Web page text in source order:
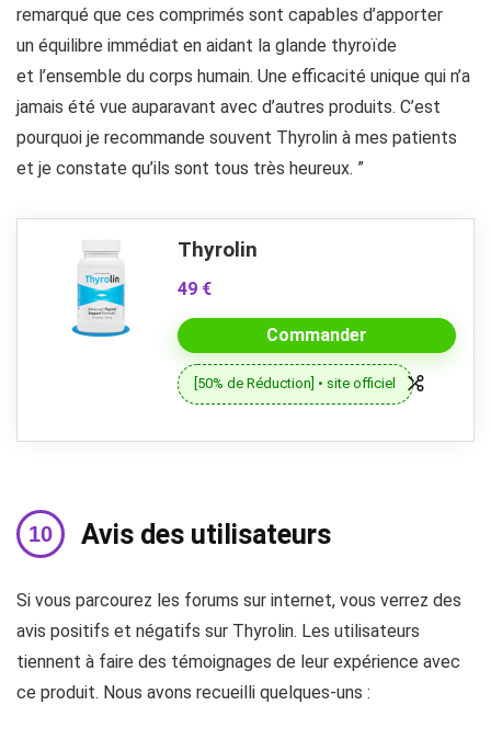
remarqué que ces comprimés sont capables d’apporter
un équilibre immédiat en aidant la glande thyroïde
et l’ensemble du corps humain. Une efficacité unique qui n’a
jamais été vue auparavant avec d’autres produits. C’est
pourquoi je recommande souvent Thyrolin à mes patients
et je constate qu’ils sont tous très heureux. ”
Thyrolin
49 €
Commander
[50% de Réduction] • site officiel
Avis des utilisateurs
Si vous parcourez les forums sur internet, vous verrez des
avis positifs et négatifs sur Thyrolin. Les utilisateurs
tiennent à faire des témoignages de leur expérience avec
ce produit. Nous avons recueilli quelques-uns :